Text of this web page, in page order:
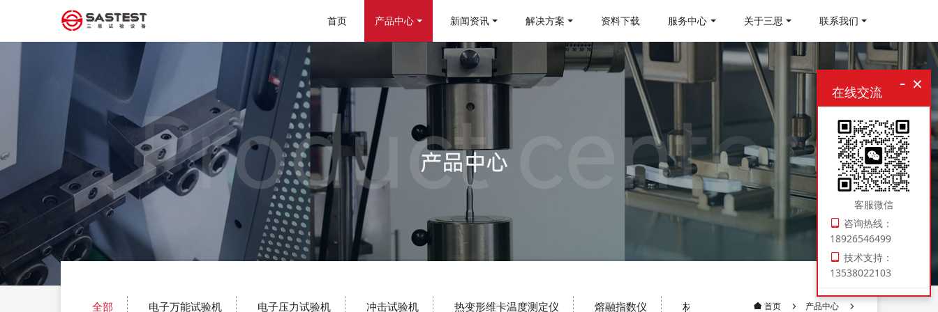
首页 产品中心 新闻资讯 解决方案 资料下载 服务中心 关于三思 联系我们
全部 电子万能试验机 电子压力试验机 冲击试验机 热变形维卡温度测定仪 熔融指数仪 材料制样机 压实密度仪
首页 产品中心
×
-
在线交流
客服微信
咨询热线：
18926546499
技术支持：
13538022103